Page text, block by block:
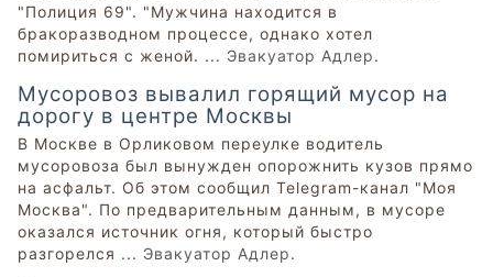
"Полиция 69". "Мужчина находится в
бракоразводном процессе, однако хотел
помириться с женой. ... Эвакуатор Адлер.
Мусоровоз вывалил горящий мусор на
дорогу в центре Москвы
В Москве в Орликовом переулке водитель
мусоровоза был вынужден опорожнить кузов прямо
на асфальт. Об этом сообщил Telegram-канал "Моя
Москва". По предварительным данным, в мусоре
оказался источник огня, который быстро
разгорелся ... Эвакуатор Адлер.